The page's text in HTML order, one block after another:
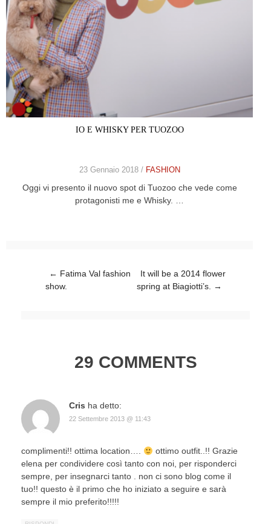
IO E WHISKY PER TUOZOO
23 Gennaio 2018 / FASHION
Oggi vi presento il nuovo spot di Tuozoo che vede come
protagonisti me e Whisky. …
Post navigation
← Fatima Val fashion
show.
It will be a 2014 flower
spring at Biagiotti’s.
→
29 COMMENTS
Cris ha detto:
22 Settembre 2013 @ 11:43
complimenti!! ottima location….
ottimo outfit..!! Grazie
elena per condividere così tanto con noi, per risponderci
sempre, per insegnarci tanto . non ci sono blog come il
tuo!! questo è il primo che ho iniziato a seguire e sarà
sempre il mio preferito!!!!!